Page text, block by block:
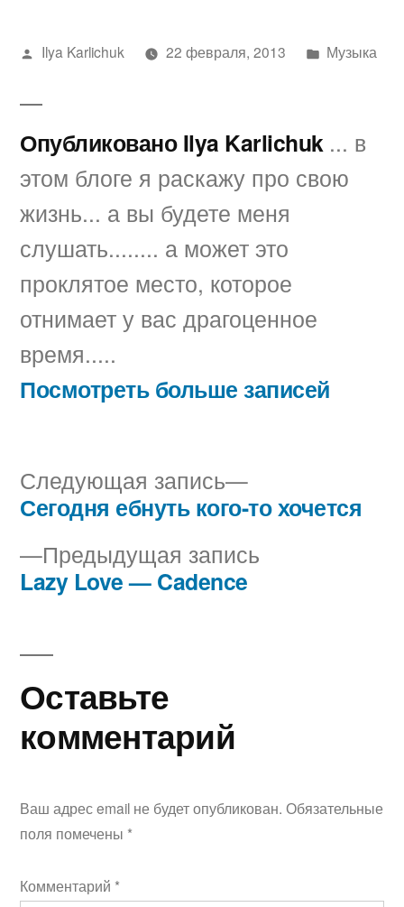
Саруханов
на
Написано
Ilya Karlichuk 22 февраля, 2013
Написано
Музыка
Опубликовано Ilya Karlichuk ... в
этом блоге я раскажу про свою
жизнь... а вы будете меня
слушать........ а может это
проклятое место, которое
отнимает у вас драгоценное
время.....
Посмотреть больше записей
Навигация
по
записям
Предыдущая запись
Lazy Love — Cadence
Следующая запись
Следующая
запись:
Сегодня ебнуть кого-то хочется
Оставьте
комментарий
Ваш адрес email не будет опубликован. Обязательные
поля помечены *
Комментарий *